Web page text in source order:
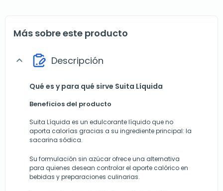
Más sobre este producto
expand_more Descripción
Qué es y para qué sirve Suita Líquida
Beneficios del producto
Suita Líquida es un edulcorante líquido que no
aporta calorías gracias a su ingrediente principal: la
sacarina sódica.
Su formulación sin azúcar ofrece una alternativa
para quienes desean controlar el aporte calórico en
bebidas y preparaciones culinarias.